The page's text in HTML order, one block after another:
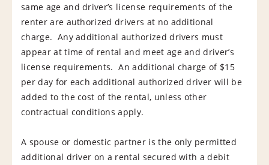
same age and driver’s license requirements of the
renter are authorized drivers at no additional
charge. Any additional authorized drivers must
appear at time of rental and meet age and driver’s
license requirements. An additional charge of $15
per day for each additional authorized driver will be
added to the cost of the rental, unless other
contractual conditions apply.
A spouse or domestic partner is the only permitted
additional driver on a rental secured with a debit